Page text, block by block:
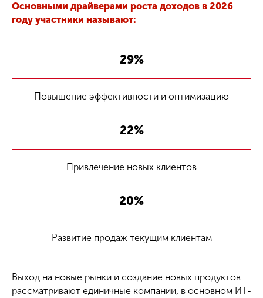
Основными драйверами роста доходов в 2026
году участники называют:
29%
Повышение эффективности и оптимизацию
22%
Привлечение новых клиентов
20%
Развитие продаж текущим клиентам
Выход на новые рынки и создание новых продуктов
рассматривают единичные компании, в основном ИТ-